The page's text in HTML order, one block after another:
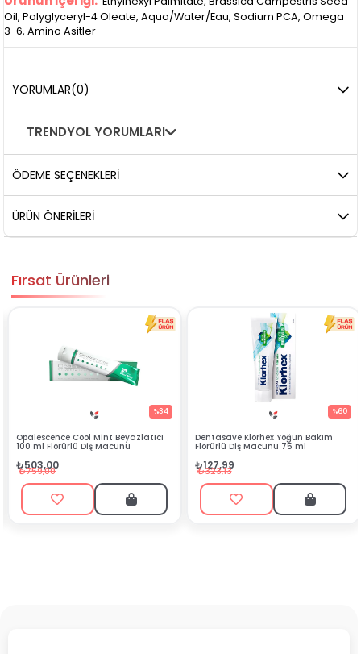
Oil, Polyglyceryl-4 Oleate, Aqua/Water/Eau, Sodium PCA, Omega
3-6, Amino Asitler
YORUMLAR(0)
TRENDYOL YORUMLARI
ÖDEME SEÇENEKLERI
ÜRÜN ÖNERILERI
Fırsat Ürünleri
Dentasave Klorhex Yoğun Bakım
Florürlü Diş Macunu 75 ml
Black Berry Bitkisel Sprey